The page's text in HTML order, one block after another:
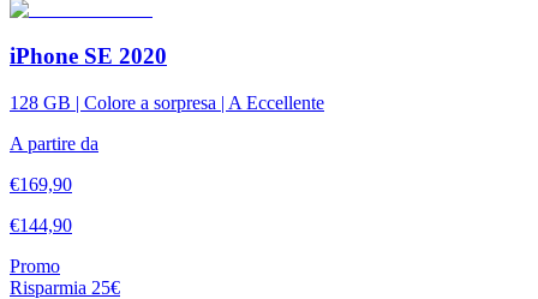
iPhone SE 2020
128 GB | Colore a sorpresa | A Eccellente
A partire da
€169,90
€144,90
Promo
Risparmia 25€